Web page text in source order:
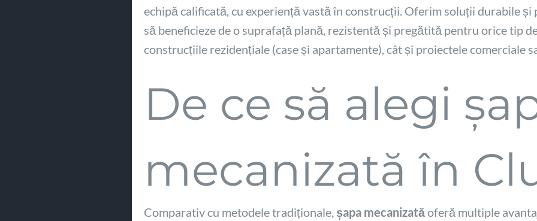
echipă calificată, cu experiență vastă în construcții. Oferim soluții durabile
să beneficieze de o suprafață plană, rezistentă și pregătită pentru orice tip
construcțiile rezidențiale (case și apartamente), cât și proiectele comerciale
De ce să alegi
mecanizată în
Comparativ cu metodele tradiționale, șapa mecanizatăoferă multiple